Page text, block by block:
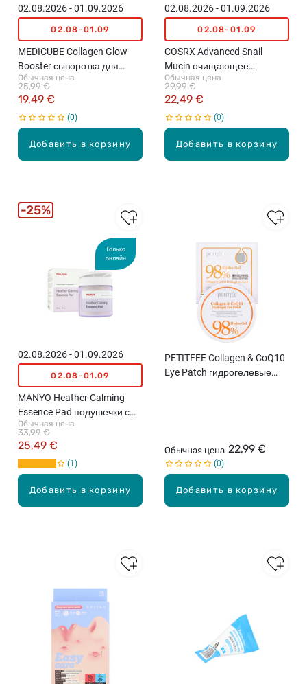
Добавить в корзину
02.08.2026 - 01.09.2026
02.08-01.09
MEDICUBE Collagen Glow
Booster сыворотка для
усиления сияния, 15мл
Обычная цена
19,49 €
25,99 €
0
Добавить в корзину
02.08.2026 - 01.09.2026
02.08-01.09
COSRX Advanced Snail
Mucin очищающее
гелеобразное средство для
лица с улиточным муцином,
Обычная цена
22,49 €
29,99 €
0
Только
онлайн
Добавить в корзину
02.08.2026 - 01.09.2026
02.08-01.09
MANYO Heather Calming
Essence Pad подушечки с
успокаивающей эссенцией,
265мл, 60pcs
Обычная цена
25,49 €
33,99 €
1
25%
Добавить в корзину
PETITFEE Collagen & CoQ10
Eye Patch гидрогелевые
Обычная цена 22,99 €
0